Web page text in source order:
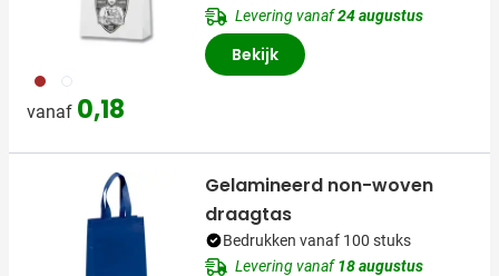
011 002
vanaf 0,18
Levering vanaf24 augustus
Bekijk
Gelamineerd non-woven
draagtas
Bedrukken vanaf 100 stuks
Levering vanaf18 augustus